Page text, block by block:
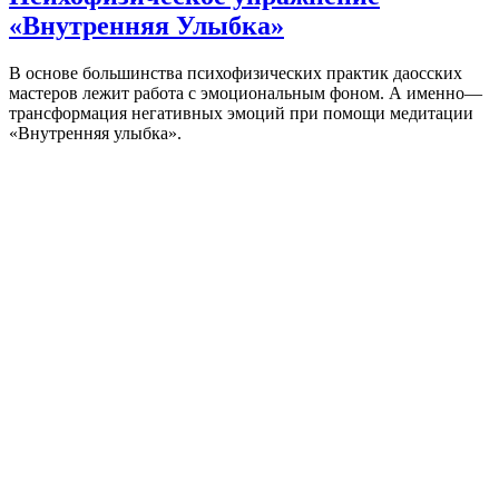
«Внутренняя Улыбка»
В основе большинства психофизических практик даосских
мастеров лежит работа с эмоциональным фоном. А именно—
трансформация негативных эмоций при помощи медитации
«Внутренняя улыбка».